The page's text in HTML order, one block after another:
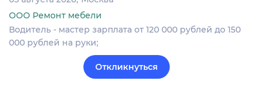
ООО Ремонт мебели
Водитель - мастер зарплата от 120 000 рублей до 150
000 рублей на руки;
Откликнуться